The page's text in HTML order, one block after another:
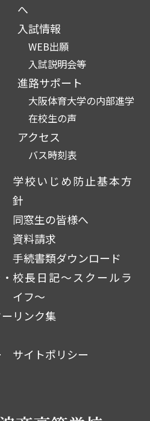
へ
入試情報
WEB出願
入試説明会等
進路サポート
大阪体育大学の内部進学
在校生の声
アクセス
バス時刻表
学校いじめ防止基本方
針
同窓生の皆様へ
資料請求
手続書類ダウンロード
校長日記～スクールラ
イフ～
リンク集
サイトポリシー